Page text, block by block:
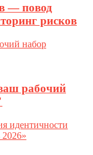
— повод
рисков
рабочий